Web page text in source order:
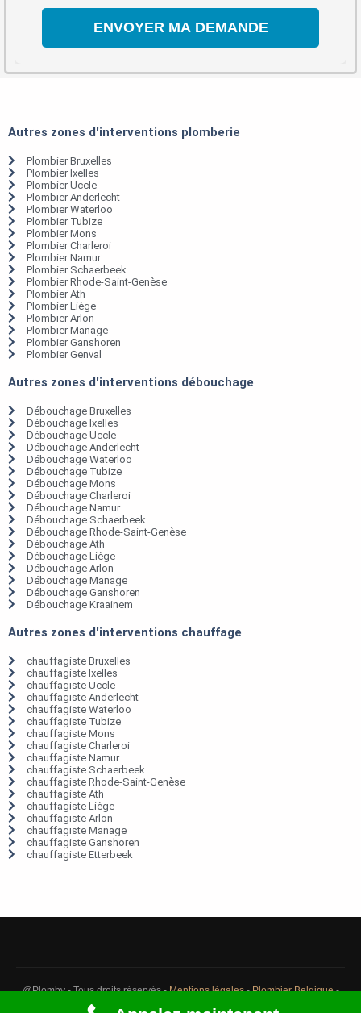
Autres zones d'interventions plomberie
Plombier Bruxelles
Plombier Ixelles
Plombier Uccle
Plombier Anderlecht
Plombier Waterloo
Plombier Tubize
Plombier Mons
Plombier Charleroi
Plombier Namur
Plombier Schaerbeek
Plombier Rhode-Saint-Genèse
Plombier Ath
Plombier Liège
Plombier Arlon
Plombier Manage
Plombier Ganshoren
Plombier Genval
Autres zones d'interventions débouchage
Débouchage Bruxelles
Débouchage Ixelles
Débouchage Uccle
Débouchage Anderlecht
Débouchage Waterloo
Débouchage Tubize
Débouchage Mons
Débouchage Charleroi
Débouchage Namur
Débouchage Schaerbeek
Débouchage Rhode-Saint-Genèse
Débouchage Ath
Débouchage Liège
Débouchage Arlon
Débouchage Manage
Débouchage Ganshoren
Débouchage Kraainem
Autres zones d'interventions chauffage
chauffagiste Bruxelles
chauffagiste Ixelles
chauffagiste Uccle
chauffagiste Anderlecht
chauffagiste Waterloo
chauffagiste Tubize
chauffagiste Mons
chauffagiste Charleroi
chauffagiste Namur
chauffagiste Schaerbeek
chauffagiste Rhode-Saint-Genèse
chauffagiste Ath
chauffagiste Liège
chauffagiste Arlon
chauffagiste Manage
chauffagiste Ganshoren
chauffagiste Etterbeek
@Plomby - Tous droits réservés -Mentions légales-Plombier Belgique-
Débouchage Belgique